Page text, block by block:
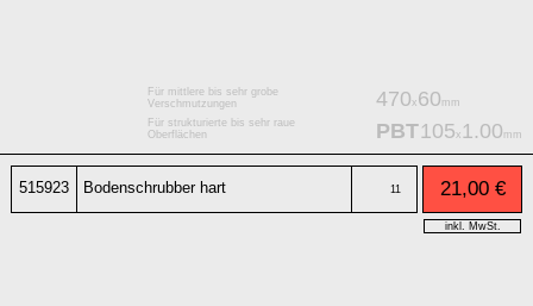
Für mittlere bis sehr grobe
Verschmutzungen
Für strukturierte bis sehr raue
Oberflächen
470x 60 mm
PBT105 x 1.00 mm
515923 Bodenschrubber hart 11 21,00 €
inkl. MwSt.